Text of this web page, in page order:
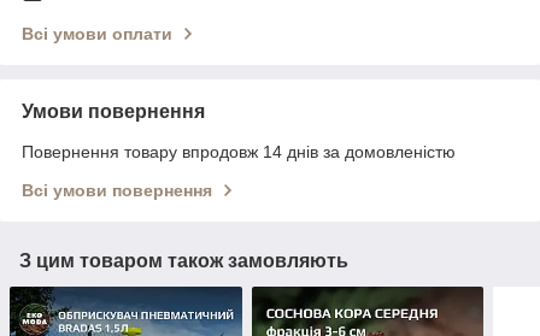
Всі умови оплати
Умови повернення
Повернення товару впродовж 14 днів за домовленістю
Всі умови повернення
З цим товаром також замовляють